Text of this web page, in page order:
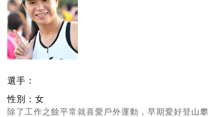
選手：
性別：女
除了工作之餘平常就喜愛戶外運動，早期愛好登山攀